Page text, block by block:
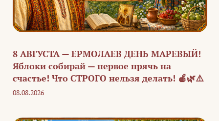
8 АВГУСТА — ЕРМОЛАЕВ ДЕНЬ МАРЕВЫЙ!
Яблоки собирай — первое прячь на
счастье! Что СТРОГО нельзя делать! 🍎🌿⚠️
08.08.2026